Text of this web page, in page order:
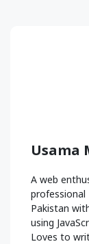
Usama
A web
professional
Pakistan
using
Loves to